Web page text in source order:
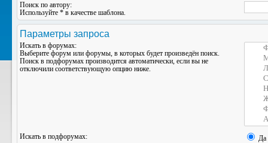
Поиск по автору:
Используйте * в качестве шаблона.
Параметры запроса
Искать в форумах:
Выберите форум или форумы, в которых будет произведён поиск.
Поиск в подфорумах производится автоматически, если вы не
отключили соответствующую опцию ниже.
Искать в подфорумах:
Да